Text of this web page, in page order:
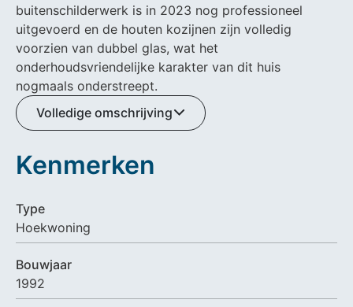
buitenschilderwerk is in 2023 nog professioneel
uitgevoerd en de houten kozijnen zijn volledig
voorzien van dubbel glas, wat het
onderhoudsvriendelijke karakter van dit huis
nogmaals onderstreept.
Volledige omschrijving
Kenmerken
Type
Hoekwoning
Bouwjaar
1992